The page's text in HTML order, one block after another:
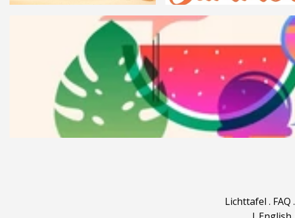
Lichttafel . FAQ .